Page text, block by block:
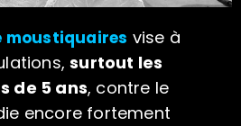
vise à
surtout les
de 5 ans, contre le
encore fortement